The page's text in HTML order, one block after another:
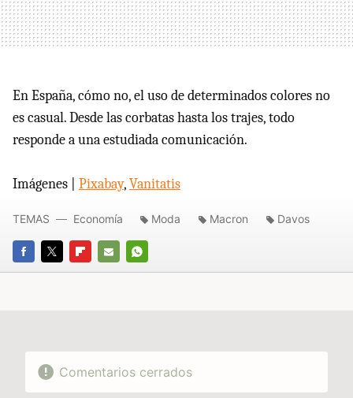
En España, cómo no, el uso de determinados colores no
es casual. Desde las corbatas hasta los trajes, todo
responde a una estudiada comunicación.
Imágenes | Pixabay,Vanitatis
FACEBOOK
TWITTERFLIPBOARD
E-
WHATSAPP
TEMAS Economía Moda Macron Davos
Comentarios cerrados